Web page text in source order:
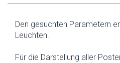
Den gesuchten Parametern
Leuchten.
Für die Darstellung aller